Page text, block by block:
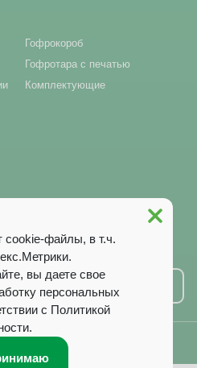
Гофрокороб
Гофротара с печатью
Комплектующие
нам
Картон». Все права защищены.
cookie-файлы, в т.ч.
вы даете свое
персональных
с Политикой
.